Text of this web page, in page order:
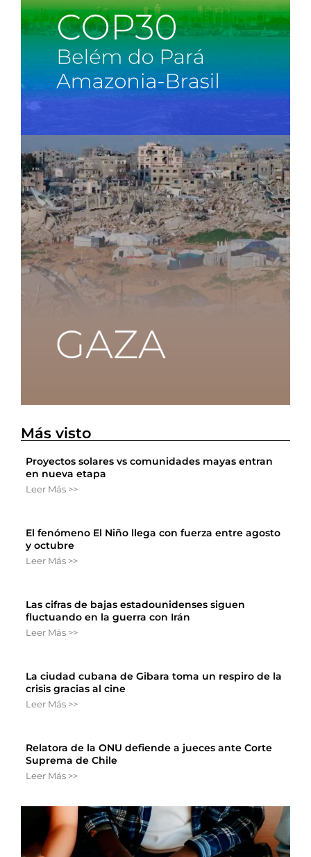
Más visto
Proyectos solares vs comunidades mayas entran
en nueva etapa
Leer Más >>
El fenómeno El Niño llega con fuerza entre agosto
y octubre
Leer Más >>
Las cifras de bajas estadounidenses siguen
fluctuando en la guerra con Irán
Leer Más >>
La ciudad cubana de Gibara toma un respiro de la
crisis gracias al cine
Leer Más >>
Relatora de la ONU defiende a jueces ante Corte
Suprema de Chile
Leer Más >>